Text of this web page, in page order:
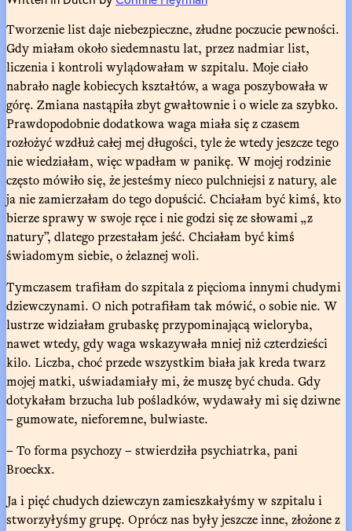
Tworzenie list daje niebezpieczne, złudne poczucie pewności.
Gdy miałam około siedemnastu lat, przez nadmiar list,
liczenia i kontroli wylądowałam w szpitalu. Moje ciało
nabrało nagle kobiecych kształtów, a waga poszybowała w
górę. Zmiana nastąpiła zbyt gwałtownie i o wiele za szybko.
Prawdopodobnie dodatkowa waga miała się z czasem
rozłożyć wzdłuż całej mej długości, tyle że wtedy jeszcze tego
nie wiedziałam, więc wpadłam w panikę. W mojej rodzinie
często mówiło się, że jesteśmy nieco pulchniejsi z natury, ale
ja nie zamierzałam do tego dopuścić. Chciałam być kimś, kto
bierze sprawy w swoje ręce i nie godzi się ze słowami „z
natury”, dlatego przestałam jeść. Chciałam być kimś
świadomym siebie, o żelaznej woli.
Tymczasem trafiłam do szpitala z pięcioma innymi chudymi
dziewczynami. O nich potrafiłam tak mówić, o sobie nie. W
lustrze widziałam grubaskę przypominającą wieloryba,
nawet wtedy, gdy waga wskazywała mniej niż czterdzieści
kilo. Liczba, choć przede wszystkim biała jak kreda twarz
mojej matki, uświadamiały mi, że muszę być chuda. Gdy
dotykałam brzucha lub pośladków, wydawały mi się dziwne
– gumowate, nieforemne, bulwiaste.
– To forma psychozy – stwierdziła psychiatrka, pani
Broeckx.
Ja i pięć chudych dziewczyn zamieszkałyśmy w szpitalu i
stworzyłyśmy grupę. Oprócz nas były jeszcze inne, złożone z